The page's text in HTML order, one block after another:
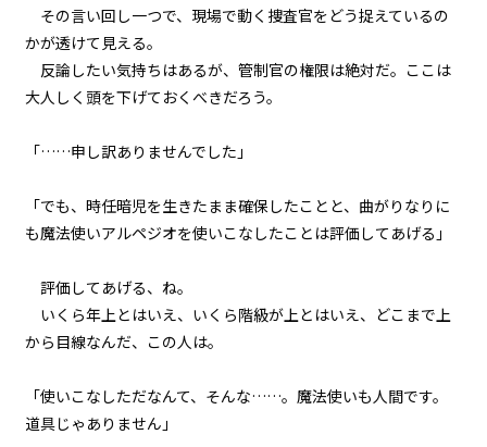
『Monsters（怪物たち）』＜１
６＞
第２話
第２話
第２話
『Monsters（怪物たち）』＜１
その言い回し一つで、現場で動く捜査官をどう捉えているの
かが透けて見える。
反論したい気持ちはあるが、管制官の権限は絶対だ。ここは
大人しく頭を下げておくべきだろう。
「……申し訳ありませんでした」
「でも、時任暗児を生きたまま確保したことと、曲がりなりに
も魔法使いアルペジオを使いこなしたことは評価してあげる」
評価してあげる、ね。
いくら年上とはいえ、いくら階級が上とはいえ、どこまで上
から目線なんだ、この人は。
「使いこなしただなんて、そんな……。魔法使いも人間です。
道具じゃありません」